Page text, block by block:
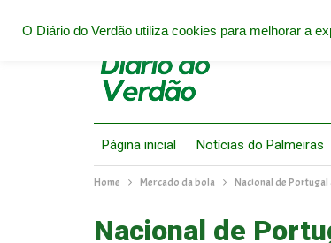
Página inicial Notícias do Palmeiras
Home Mercado da bola Nacional de Portugal
Nacional de
O Diário do Verdão utiliza cookies para melhorar a